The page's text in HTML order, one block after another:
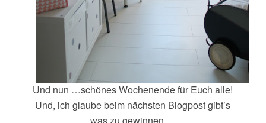
Und nun …schönes Wochenende für Euch alle!
Und, ich glaube beim nächsten Blogpost gibt’s
was zu gewinnen….